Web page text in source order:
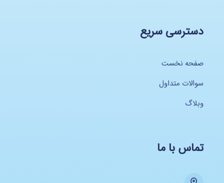
دسترسی سریع
صفحه نخست
سوالات متداول
وبلاگ
تماس با ما